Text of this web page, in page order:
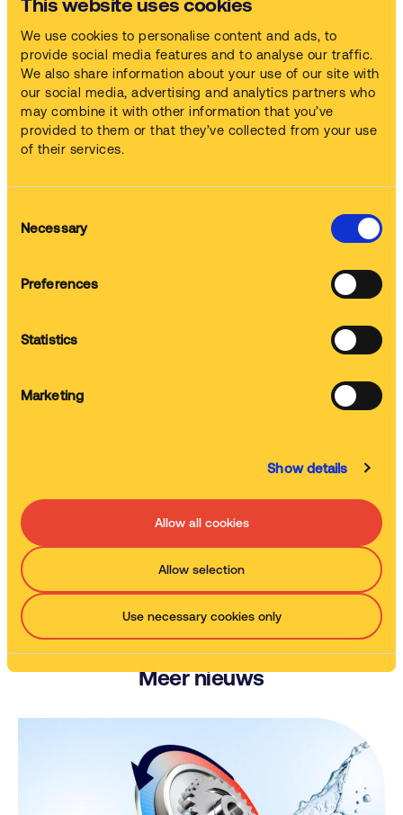
This website uses cookies
We use cookies to personalise content and ads, to
provide social media features and to analyse our traffic.
We also share information about your use of our site with
our social media, advertising and analytics partners who
may combine it with other information that you’ve
provided to them or that they’ve collected from your use
of their services.
Necessary
Preferences
Statistics
Marketing
Show details
Allow all cookies
Allow selection
Use necessary cookies only
vermindering van groeimogelijkheden en een aanzienlijke
Conclusie: een schonere, efficiëntere toekomst
Reiniging bij lage temperatuur biedt tal van voordelen,
waaronder aanzienlijke besparingen op kosten, energieverbruik
en CO₂-uitstoot, evenals een hogere productiviteit op korte
termijn, en een langere levensduur van onderdelen, naleving
van regelgeving en groeimogelijkheden op lange termijn.
ons op voor meer informatie of om een demonstratie in te
plannen.
Disclaimer:
Gebaseerd op de M315, een middelgrote automatische
onderdelenreiniger van Safetykleen, die 5 dagen per
week en 52 weken per jaar in gebruik is. De gegevens zijn
uitsluitend als richtlijn.
Op basis van 90 % van onze klanten die zijn overgestapt
Automatische- en Sonickleen-machines.
Meer nieuws